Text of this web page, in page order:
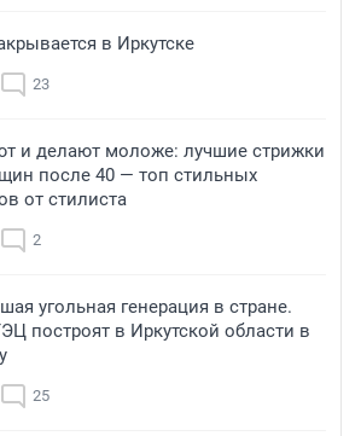
в Иркутске
23
и делают моложе: лучшие стрижки
после 40 — топ стильных
от стилиста
2
угольная генерация в стране.
построят в Иркутской области в
25